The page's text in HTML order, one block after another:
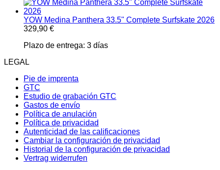
YOW Medina Panthera 33.5" Complete Surfskate 2026
329,90 €
Plazo de entrega: 3 días
LEGAL
Pie de imprenta
GTC
Estudio de grabación GTC
Gastos de envío
Política de anulación
Política de privacidad
Autenticidad de las calificaciones
Cambiar la configuración de privacidad
Historial de la configuración de privacidad
Vertrag widerrufen